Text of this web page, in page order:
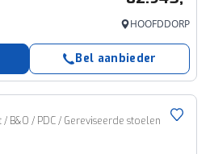
HOOFDDORP
Bel aanbieder
B&O / PDC / Gereviseerde stoelen